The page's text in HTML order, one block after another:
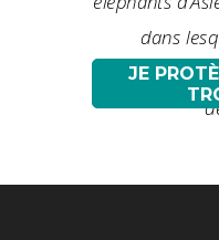
dans
Et vous, leur
JE